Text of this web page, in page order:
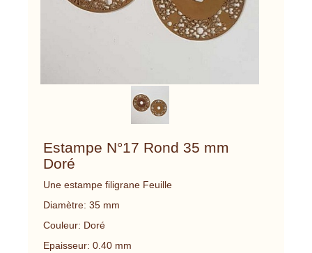
Estampe N°17 Rond 35 mm
Doré
Une estampe filigrane Feuille
Diamètre: 35 mm
Couleur: Doré
Epaisseur: 0.40 mm